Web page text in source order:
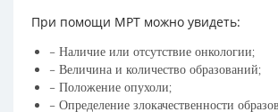
При помощи МРТ можно увидеть:
– Наличие или отсутствие онкологии;
– Величина и количество образований;
– Положение опухоли;
– Определение злокачественности